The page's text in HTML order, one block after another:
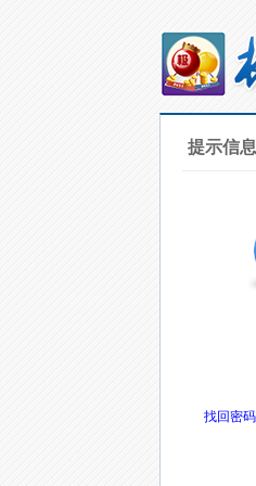
提示信息
找回密码